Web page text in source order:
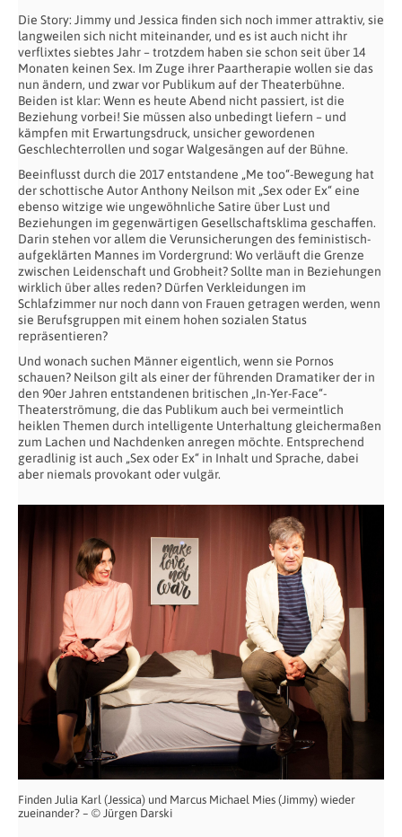
Die Story: Jimmy und Jessica finden sich noch immer attraktiv, sie
langweilen sich nicht miteinander, und es ist auch nicht ihr
verflixtes siebtes Jahr – trotzdem haben sie schon seit über 14
Monaten keinen Sex. Im Zuge ihrer Paartherapie wollen sie das
nun ändern, und zwar vor Publikum auf der Theaterbühne.
Beiden ist klar: Wenn es heute Abend nicht passiert, ist die
Beziehung vorbei! Sie müssen also unbedingt liefern – und
kämpfen mit Erwartungsdruck, unsicher gewordenen
Geschlechterrollen und sogar Walgesängen auf der Bühne.
Beeinflusst durch die 2017 entstandene „Me too“-Bewegung hat
der schottische Autor Anthony Neilson mit „Sex oder Ex“ eine
ebenso witzige wie ungewöhnliche Satire über Lust und
Beziehungen im gegenwärtigen Gesellschaftsklima geschaffen.
Darin stehen vor allem die Verunsicherungen des feministisch-
aufgeklärten Mannes im Vordergrund: Wo verläuft die Grenze
zwischen Leidenschaft und Grobheit? Sollte man in Beziehungen
wirklich über alles reden? Dürfen Verkleidungen im
Schlafzimmer nur noch dann von Frauen getragen werden, wenn
sie Berufsgruppen mit einem hohen sozialen Status
repräsentieren?
Und wonach suchen Männer eigentlich, wenn sie Pornos
schauen? Neilson gilt als einer der führenden Dramatiker der in
den 90er Jahren entstandenen britischen „In-Yer-Face“-
Theaterströmung, die das Publikum auch bei vermeintlich
heiklen Themen durch intelligente Unterhaltung gleichermaßen
zum Lachen und Nachdenken anregen möchte. Entsprechend
geradlinig ist auch „Sex oder Ex“ in Inhalt und Sprache, dabei
aber niemals provokant oder vulgär.
Finden Julia Karl (Jessica) und Marcus Michael Mies (Jimmy) wieder
zueinander? – © Jürgen Darski